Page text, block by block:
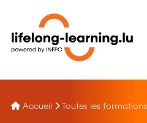
Accueil Toutes les formations